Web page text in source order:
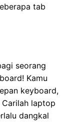
tab
seorang
Kamu
keyboard,
laptop
dangkal